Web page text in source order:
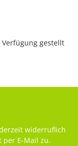
gestellt
widerruflich
E-Mail zu.